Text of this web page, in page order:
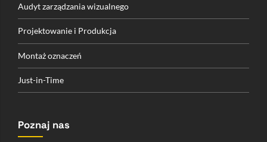
Audyt zarządzania wizualnego
Projektowanie i Produkcja
Montaż oznaczeń
Just-in-Time
Poznaj nas